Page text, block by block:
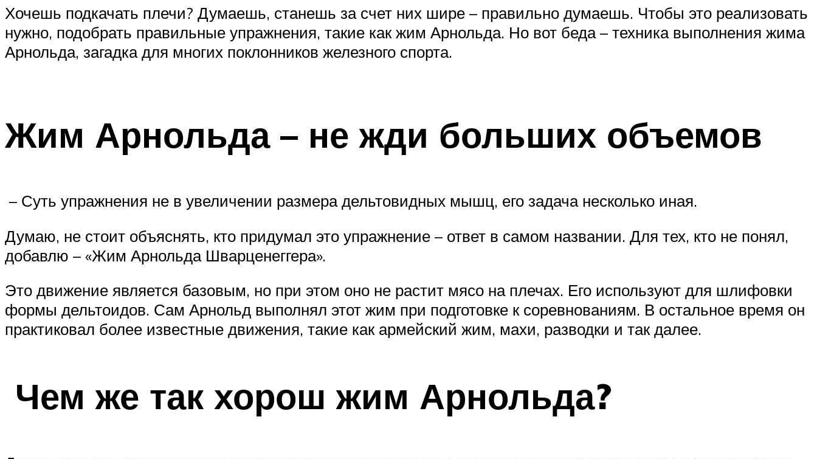
Хочешь подкачать плечи? Думаешь, станешь за счет них шире – правильно думаешь. Чтобы это реализовать
нужно, подобрать правильные упражнения, такие как жим Арнольда. Но вот беда – техника выполнения жима
Арнольда, загадка для многих поклонников железного спорта.
Жим Арнольда – не жди больших объемов
– Суть упражнения не в увеличении размера дельтовидных мышц, его задача несколько иная.
Думаю, не стоит объяснять, кто придумал это упражнение – ответ в самом названии. Для тех, кто не понял,
добавлю – «Жим Арнольда Шварценеггера».
Это движение является базовым, но при этом оно не растит мясо на плечах. Его используют для шлифовки
формы дельтоидов. Сам Арнольд выполнял этот жим при подготовке к соревнованиям. В остальное время он
практиковал более известные движения, такие как армейский жим, махи, разводки и так далее.
Чем же так хорош жим Арнольда?